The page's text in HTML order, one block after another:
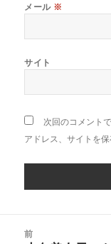
メール ※
サイト
次回のコメント
アドレス、サイトを保
前